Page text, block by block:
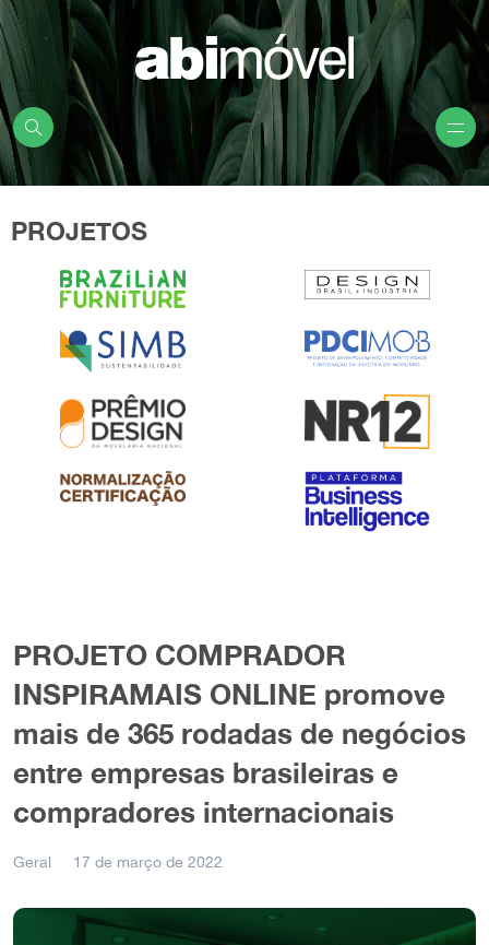
PROJETOS
PROJETO COMPRADOR
INSPIRAMAIS ONLINE promove
mais de 365 rodadas de negócios
entre empresas brasileiras e
compradores internacionais
Geral 17 de março de 2022